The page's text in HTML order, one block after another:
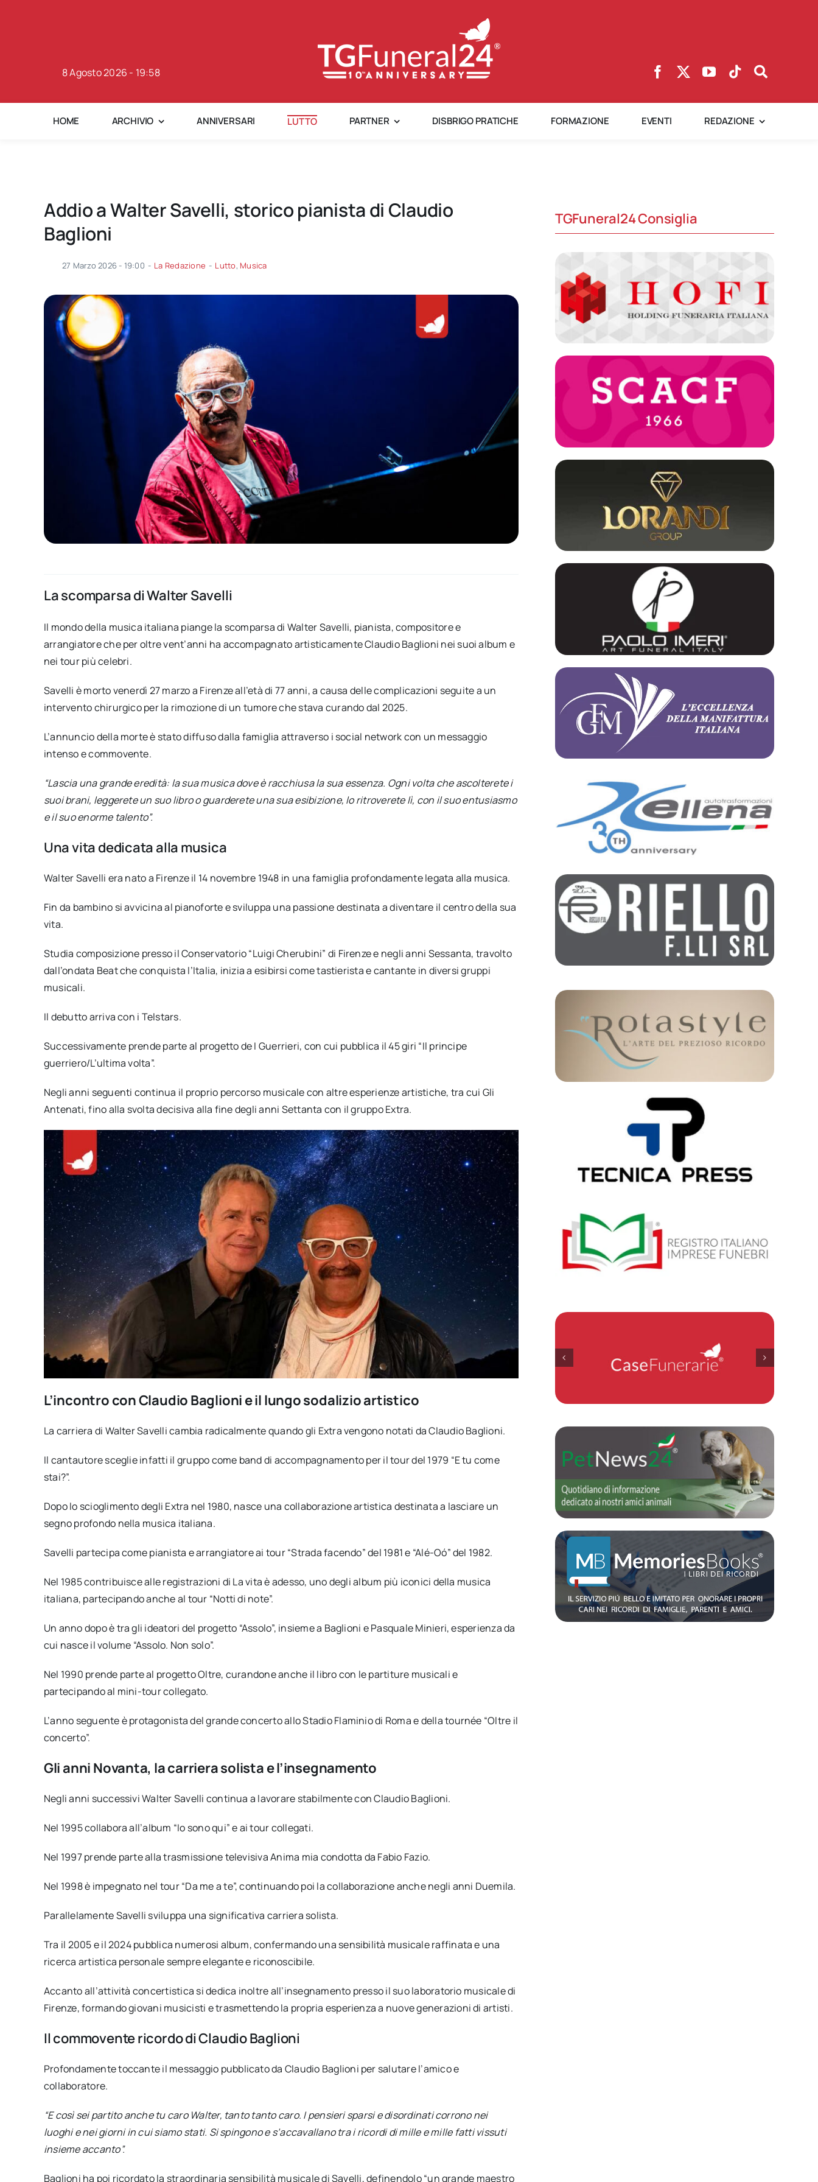
8 Agosto 2026 - 19:58
HOME ARCHIVIO ANNIVERSARI LUTTO PARTNER DISBRIGO PRATICHE FORMAZIONE EVENTI REDAZIONE
Addio a Walter Savelli, storico pianista di Claudio
Baglioni
27 Marzo 2026 - 19:00 - La Redazione - Lutto, Musica
La scomparsa di Walter Savelli
Il mondo della musica italiana piange la scomparsa di Walter Savelli, pianista, compositore e
arrangiatore che per oltre vent’anni ha accompagnato artisticamente Claudio Baglioni nei suoi album e
nei tour più celebri.
Savelli è morto venerdì 27 marzo a Firenze all’età di 77 anni, a causa delle complicazioni seguite a un
intervento chirurgico per la rimozione di un tumore che stava curando dal 2025.
L’annuncio della morte è stato diffuso dalla famiglia attraverso i social network con un messaggio
intenso e commovente.
“Lascia una grande eredità: la sua musica dove è racchiusa la sua essenza. Ogni volta che ascolterete i
suoi brani, leggerete un suo libro o guarderete una sua esibizione, lo ritroverete lì, con il suo entusiasmo
e il suo enorme talento”.
Una vita dedicata alla musica
Walter Savelli era nato a Firenze il 14 novembre 1948 in una famiglia profondamente legata alla musica.
Fin da bambino si avvicina al pianoforte e sviluppa una passione destinata a diventare il centro della sua
vita.
Studia composizione presso il Conservatorio “Luigi Cherubini” di Firenze e negli anni Sessanta, travolto
dall’ondata Beat che conquista l’Italia, inizia a esibirsi come tastierista e cantante in diversi gruppi
musicali.
Il debutto arriva con i Telstars.
Successivamente prende parte al progetto de I Guerrieri, con cui pubblica il 45 giri “Il principe
guerriero/L’ultima volta”.
Negli anni seguenti continua il proprio percorso musicale con altre esperienze artistiche, tra cui Gli
Antenati, fino alla svolta decisiva alla fine degli anni Settanta con il gruppo Extra.
L’incontro con Claudio Baglioni e il lungo sodalizio artistico
La carriera di Walter Savelli cambia radicalmente quando gli Extra vengono notati da Claudio Baglioni.
Il cantautore sceglie infatti il gruppo come band di accompagnamento per il tour del 1979 “E tu come
stai?”.
Dopo lo scioglimento degli Extra nel 1980, nasce una collaborazione artistica destinata a lasciare un
segno profondo nella musica italiana.
Savelli partecipa come pianista e arrangiatore ai tour “Strada facendo” del 1981 e “Alé-Oó” del 1982.
Nel 1985 contribuisce alle registrazioni di La vita è adesso, uno degli album più iconici della musica
italiana, partecipando anche al tour “Notti di note”.
Un anno dopo è tra gli ideatori del progetto “Assolo”, insieme a Baglioni e Pasquale Minieri, esperienza da
cui nasce il volume “Assolo. Non solo”.
Nel 1990 prende parte al progetto Oltre, curandone anche il libro con le partiture musicali e
partecipando al mini-tour collegato.
L’anno seguente è protagonista del grande concerto allo Stadio Flaminio di Roma e della tournée “Oltre il
concerto”.
Gli anni Novanta, la carriera solista e l’insegnamento
Negli anni successivi Walter Savelli continua a lavorare stabilmente con Claudio Baglioni.
Nel 1995 collabora all’album “Io sono qui” e ai tour collegati.
Nel 1997 prende parte alla trasmissione televisiva Anima mia condotta da Fabio Fazio.
Nel 1998 è impegnato nel tour “Da me a te”, continuando poi la collaborazione anche negli anni Duemila.
Parallelamente Savelli sviluppa una significativa carriera solista.
Tra il 2005 e il 2024 pubblica numerosi album, confermando una sensibilità musicale raffinata e una
ricerca artistica personale sempre elegante e riconoscibile.
Accanto all’attività concertistica si dedica inoltre all’insegnamento presso il suo laboratorio musicale di
Firenze, formando giovani musicisti e trasmettendo la propria esperienza a nuove generazioni di artisti.
Il commovente ricordo di Claudio Baglioni
Profondamente toccante il messaggio pubblicato da Claudio Baglioni per salutare l’amico e
collaboratore.
“E così sei partito anche tu caro Walter, tanto tanto caro. I pensieri sparsi e disordinati corrono nei
luoghi e nei giorni in cui siamo stati. Si spingono e s’accavallano tra i ricordi di mille e mille fatti vissuti
insieme accanto”.
Baglioni ha poi ricordato la straordinaria sensibilità musicale di Savelli, definendolo “un grande maestro
TGFuneral24 Consiglia